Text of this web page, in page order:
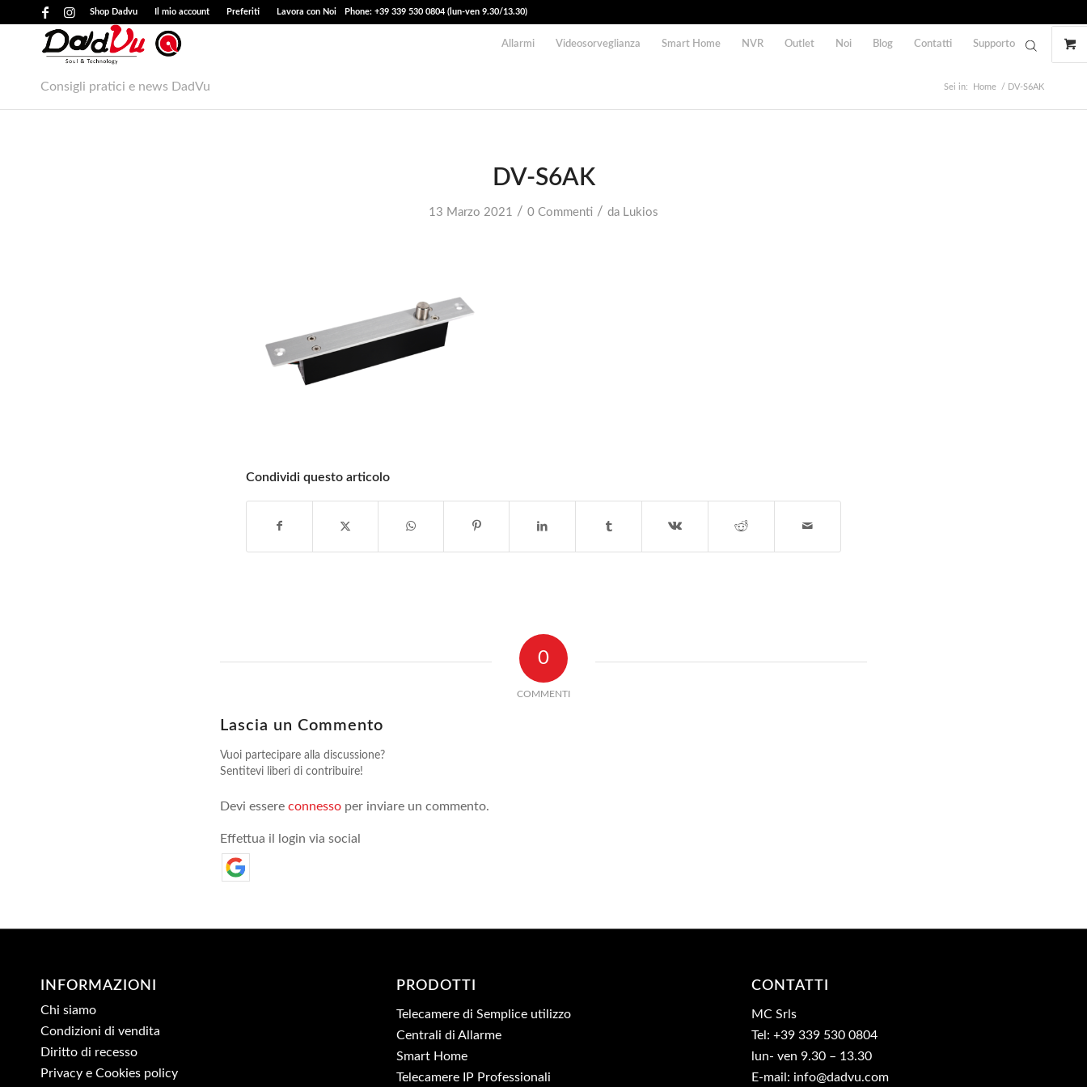
Shop Dadvu Il mio account Preferiti Lavora con Noi Phone: +39 339 530 0804 (lun-ven 9.30/13.30)
Allarmi Videosorveglianza Smart Home NVR Outlet Noi Blog Contatti Supporto
Consigli pratici e news DadVu Sei in: Home / DV-S6AK
DV-S6AK
13 Marzo 2021 / 0 Commenti / da Lukios
Condividi questo articolo
0
COMMENTI
Lascia un Commento
Vuoi partecipare alla discussione?
Sentitevi liberi di contribuire!
Devi essere connesso per inviare un commento.
Effettua il login via social
INFORMAZIONI
Chi siamo
Condizioni di vendita
Diritto di recesso
Privacy e Cookies policy
PRODOTTI
Telecamere di Semplice utilizzo
Centrali di Allarme
Smart Home
Telecamere IP Professionali
CONTATTI
MC Srls
Tel: +39 339 530 0804
lun- ven 9.30 – 13.30
E-mail: info@dadvu.com